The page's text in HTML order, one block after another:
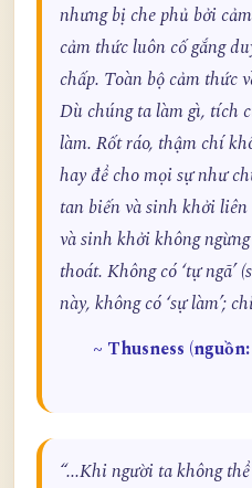
nhưng bị che phủ bởi
cảm thức luôn cố gắng
chấp. Toàn bộ cảm thức
Dù chúng ta làm gì, tích
làm. Rốt ráo, thậm chí
hay để cho mọi sự như
tan biến và sinh khởi
và sinh khởi không
thoát. Không có ‘tự ngã’
này, không có ‘sự làm’;
~ Thusness (nguồn:
“...Khi người ta không